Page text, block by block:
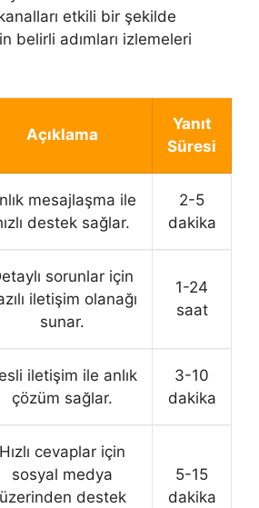
kanalları etkili bir şekilde
belirli adımları izlemeleri
Açıklama
Yanıt
Süresi
mesajlaşma ile
destek sağlar.
2-5
dakika
sorunlar için
iletişim olanağı
sunar.
1-24
saat
iletişim ile anlık
çözüm sağlar.
3-10
dakika
Hızlı cevaplar için
sosyal medya
üzerinden destek
5-15
dakika